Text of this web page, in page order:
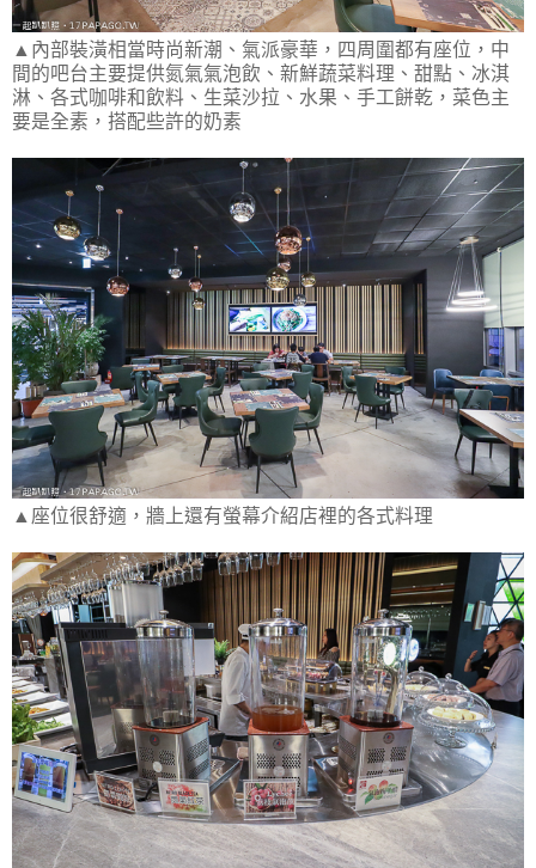
▲內部裝潢相當時尚新潮、氣派豪華，四周圍都有座位，中
間的吧台主要提供氮氣氣泡飲、新鮮蔬菜料理、甜點、冰淇
淋、各式咖啡和飲料、生菜沙拉、水果、手工餅乾，菜色主
要是全素，搭配些許的奶素
▲座位很舒適，牆上還有螢幕介紹店裡的各式料理